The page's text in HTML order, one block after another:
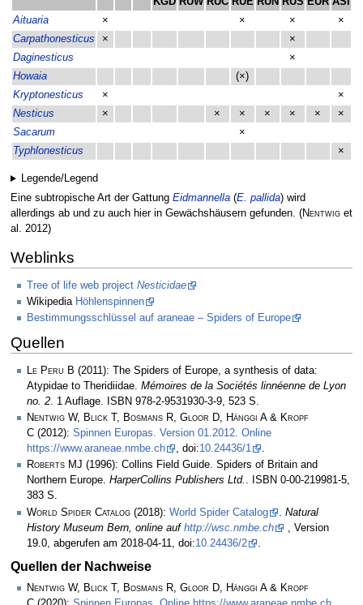
Aituaria × × ×
×
Carpathonesticus
×
×
Daginesticus
×
Howaia
(×)
Kryptonesticus
×
×
Nesticus
× × × × × ×
×
Sacarum
×
Typhlonesticus
×
Legende/Legend
Eine subtropische Art der Gattung Eidmannella(E. pallida) wird
allerdings ab und zu auch hier in Gewächshäusern gefunden. (Nentwiget
al. 2012)
Weblinks
Tree of life web project Nesticidae
Wikipedia Höhlenspinnen
Bestimmungsschlüssel auf araneae – Spiders of Europe
Quellen
Le Peru B (2011): The Spiders of Europe, a synthesis of data:
Atypidae to Theridiidae. Mémoires de la Sociétés linnéenne de Lyon
no. 2. 1 Auflage. ISBN 978-2-9531930-3-9, 523 S.
Nentwig W, Blick T, Bosmans R, Gloor D, Hänggi A & Kropf
C (2012): Spinnen Europas. Version 01.2012. Online
https://www.araneae.nmbe.ch
, doi:10.24436/1
.
Roberts MJ (1996): Collins Field Guide. Spiders of Britain and
Northern Europe. HarperCollins Publishers Ltd. . ISBN 0-00-219981-5,
383 S.
World Spider Catalog (2018): World Spider Catalog
Natural
History Museum Bern, online auf http://wsc.nmbe.ch
, Version
19.0, abgerufen am 2018-04-11, doi:10.24436/2
Quellen der Nachweise
Nentwig W, Blick T, Bosmans R, Gloor D, Hänggi A & Kropf